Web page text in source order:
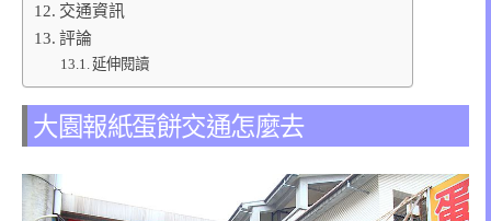
交通資訊
評論
延伸閱讀
大園報紙蛋餅交通怎麼去